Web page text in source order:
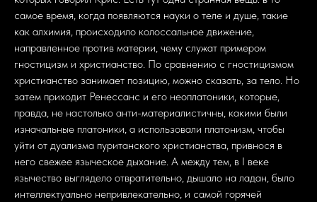
самое время, когда появляются науки о теле и душе, такие
как алхимия, происходило колоссальное движение,
направленное против материи, чему служат примером
гностицизм и христианство. По сравнению с гностицизмом
христианство занимает позицию, можно сказать, за тело. Но
затем приходит Ренессанс и его неоплатоники, которые,
правда, не настолько анти-материалистичны, какими были
изначальные платоники, а использовали платонизм, чтобы
уйти от дуализма пуританского христианства, привнося в
него свежее языческое дыхание. А между тем, в I веке
язычество выглядело отвратительно, дышало на ладан, было
интеллектуально непривлекательно, и самой горячей